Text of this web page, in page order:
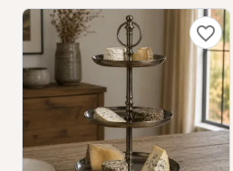
favorite_border